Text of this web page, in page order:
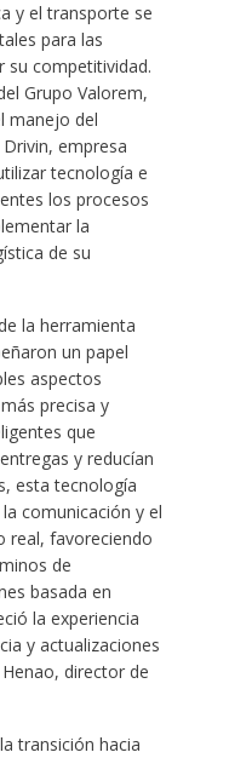
y el transporte se
para las
su competitividad.
Grupo Valorem,
manejo del
empresa
tecnología e
los procesos
la
de su
la herramienta
un papel
aspectos
precisa y
que
y reducían
esta tecnología
comunicación y el
real, favoreciendo
de
basada en
la experiencia
y actualizaciones
Henao, director de
transición hacia